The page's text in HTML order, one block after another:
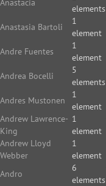
Anastacia
elements
Anastasia Bartoli
1
element
Andre Fuentes
1
element
Andrea Bocelli
5
elements
Andres Mustonen
1
element
Andrew Lawrence-
King
1
element
Andrew Lloyd
Webber
1
element
Andro
6
elements